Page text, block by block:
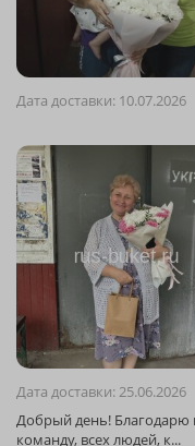
Дата доставки: 10.07.2026
Дата доставки: 25.06.2026